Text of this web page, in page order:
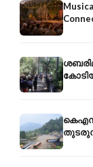
ന്റെ